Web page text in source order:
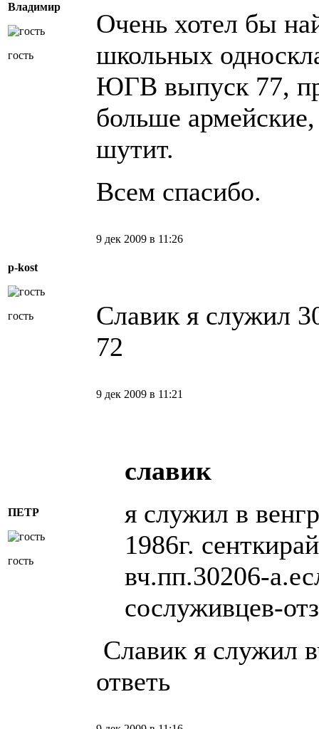
Владимир
гость
Очень хотел бы
школьных
ЮГВ выпуск 77,
больше
шутит.
Всем спасибо.
p-kost
гость
9 дек 2009 в 11:26
Славик я служил
72
ПЕТР
гость
9 дек 2009 в 11:21
славик
я служил в
1986г.
вч.пп.30206-
сослуживцев-
Славик я служил
ответь